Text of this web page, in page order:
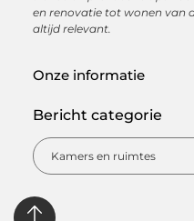
en renovatie tot wonen van
altijd relevant.
Onze informatie
Bericht categorie